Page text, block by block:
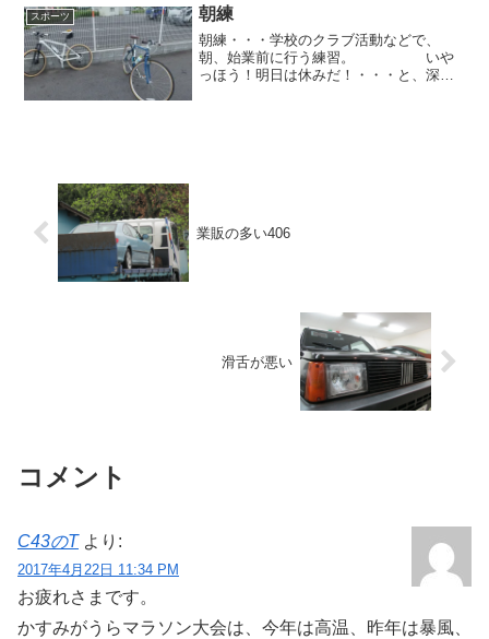
が効かないくらいで文句を言うな...
スポーツ 朝練
朝練・・・学校のクラブ活動などで、
朝、始業前に行う練習。 いや
っほう！明日は休みだ！・・・と、深夜
業販の多い406
滑舌が悪い
コメント
C43のT より:
2017年4月22日 11:34 PM
お疲れさまです。
かすみがうらマラソン大会は、今年は高温、昨年は暴風、